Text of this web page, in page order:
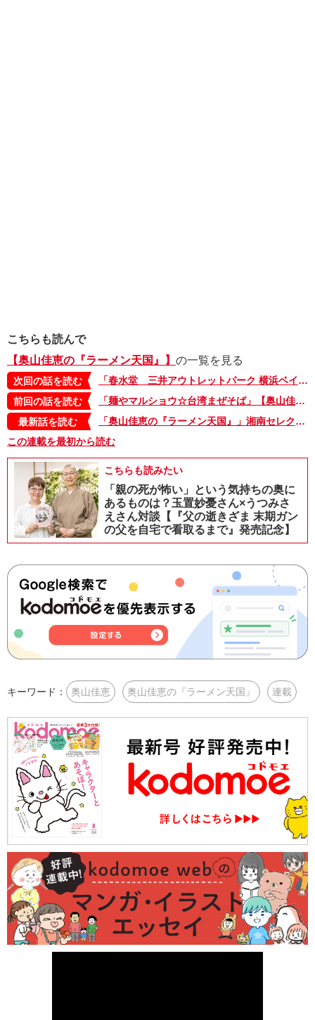
こちらも読んで
【奥山佳恵の『ラーメン天国』】 の一覧を見る
次回の話を読む
「春水堂 三井アウトレットパーク 横浜ベイサイド店☆豆漿鶏湯麺(トウジャンジータンメン)」【奥山佳恵の『ラーメン天国』第百ニ回】
前回の話を読む
「麺やマルショウ☆台湾まぜそば」【奥山佳恵の『ラーメン天国』第百回】
最新話を読む
「奥山佳恵の『ラーメン天国』」湘南セレクション・2。本日最終日！ 湘南でラーメン原画展を開催中
この連載を最初から読む
こちらも読みたい
「親の死が怖い」という気持ちの奥に
あるものは？玉置妙憂さん×うつみさ
えさん対談【『父の逝きざま 末期ガン
の父を自宅で看取るまで』発売記念】
キーワード： 奥山佳恵 奥山佳恵の『ラーメン天国』 連載